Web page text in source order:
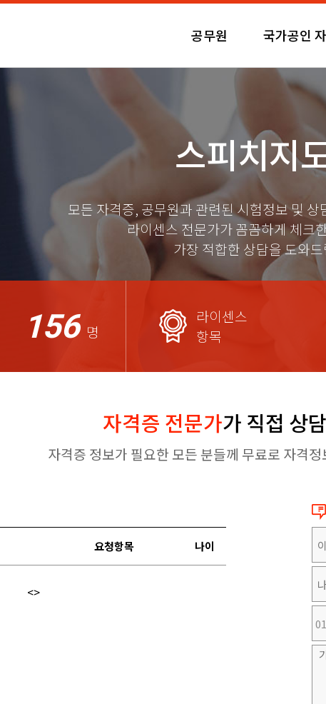
공무원 국가공인
스피치지
모든 자격증, 공무원과 관련된 시험정보 및
라이센스 전문가가 꼼꼼하게 체크
가장 적합한 상담을 도와
156 명
라이센스
항목
자격증 전문가가 직접 상
자격증 정보가 필요한 모든 분들께 무료로 자격